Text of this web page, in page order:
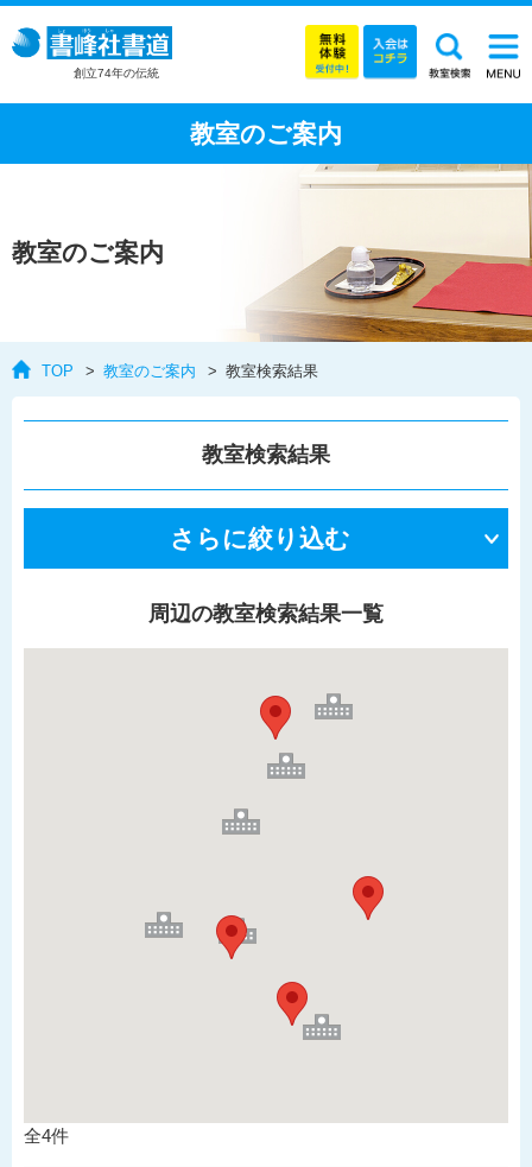
創立74年の伝統
教室のご案内
教室のご案内
TOP 教室のご案内 教室検索結果
教室検索結果
さらに絞り込む
周辺の教室検索結果一覧
全4件